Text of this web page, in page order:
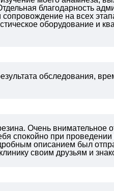
благодарность
на всех
оборудование и
обследования,
Очень внимательное
спокойно при
описанием был
своим друзьям и